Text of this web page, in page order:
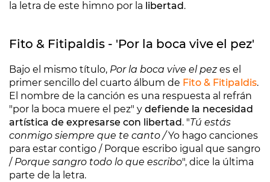
la letra de este himno por la libertad.
Fito & Fitipaldis - 'Por la boca vive el pez'
Bajo el mismo título, Por la boca vive el pezes el
primer sencillo del cuarto álbum de Fito & Fitipaldis.
El nombre de la canción es una respuesta al refrán
"por la boca muere el pez" y defiende la necesidad
artística de expresarse con libertad. "Tú estás
conmigo siempre que te canto /Yo hago canciones
para estar contigo / Porque escribo igual que sangro
/ Porque sangro todo lo que escribo", dice la última
parte de la letra.